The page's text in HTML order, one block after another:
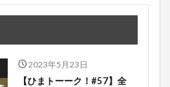
2023年5月23日
【ひまトーーク！#57】全